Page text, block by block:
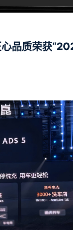
品质荣获